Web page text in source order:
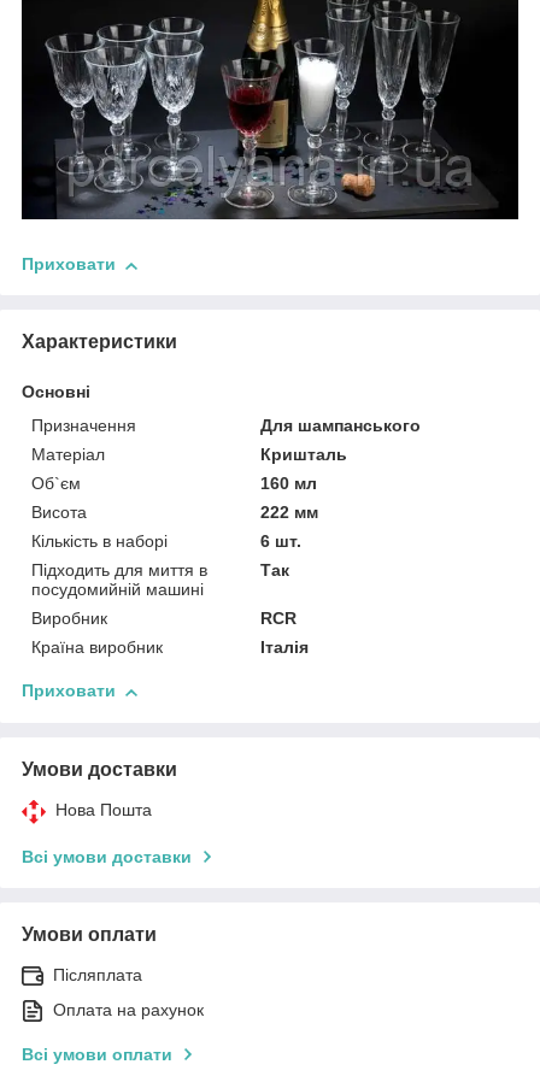
Приховати
Характеристики
Основні
Призначення
Для шампанського
Матеріал
Кришталь
Об`єм
160 мл
Висота
222 мм
Кількість в наборі
6 шт.
Підходить для миття в
посудомийній машині
Так
Виробник
RCR
Країна виробник
Італія
Приховати
Умови доставки
Нова Пошта
Всі умови доставки
Умови оплати
Післяплата
Оплата на рахунок
Всі умови оплати